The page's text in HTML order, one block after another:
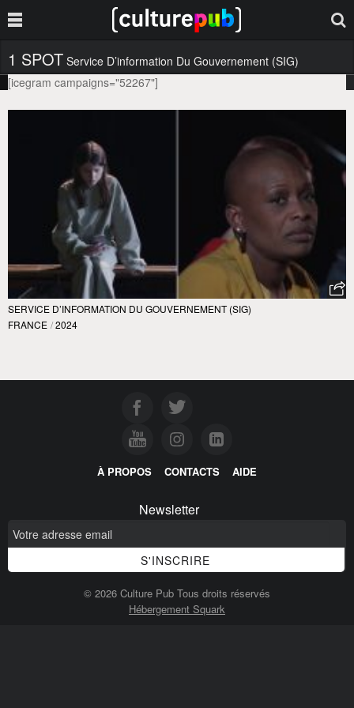
1 SPOT Service D’information Du Gouvernement (SIG)
[icegram campaigns="52267"]
SERVICE D’INFORMATION DU GOUVERNEMENT (SIG)
FRANCE / 2024
À PROPOS CONTACTS AIDE
Newsletter
© 2026 Culture Pub Tous droits réservés
Hébergement Squark